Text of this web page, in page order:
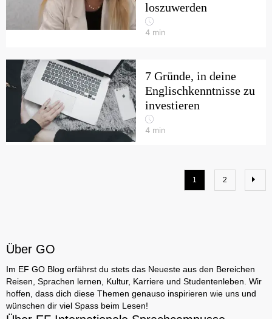
loszuwerden
4 min
7 Gründe, in deine
Englischkenntnisse zu
investieren
4 min
1 2
Über GO
Im EF GO Blog erfährst du stets das Neueste aus den Bereichen
Reisen, Sprachen lernen, Kultur, Karriere und Studentenleben. Wir
hoffen, dass dich diese Themen genauso inspirieren wie uns und
wünschen dir viel Spass beim Lesen!